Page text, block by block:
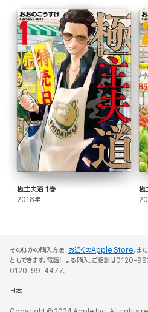
極主夫道 1巻
2018年
極
そのほかの購入方法： お近くのApple Store、ま
ともできます。電話による購入、ご相談は
0120-99-4477.
日本